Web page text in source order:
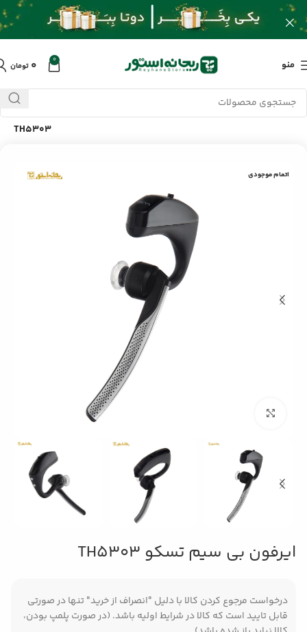
منو 0 ۰ تومان
خانه/محصولات/لوازم جانبی موبایل/ایرفون بی سیم تسکو
TH5303
اتمام موجودی
ایرفون بی سیم تسکو TH5303
درخواست مرجوع کردن کالا با دلیل "انصراف از خرید" تنها در صورتی
قابل تایید است که کالا در شرایط اولیه باشد. (در صورت پلمپ بودن،